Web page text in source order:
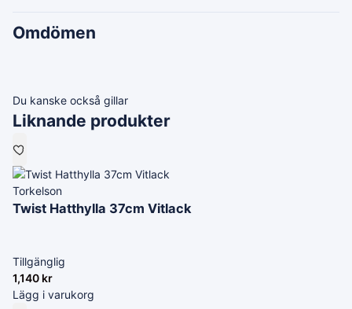
Omdömen
Du kanske också gillar
Liknande produkter
Torkelson
Twist Hatthylla 37cm Vitlack
Tillgänglig
1,140 kr
Lägg i varukorg